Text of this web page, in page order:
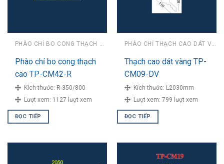
PHÀO CHỈ BO CONG THẠCH CAO
Phào chỉ bo cong thạch
cao TP-CM42-R
Kích thước: R-350/800
Lượt xem: 1127 lượt xem
ĐỌC TIẾP
PHÀO CHỈ THẠCH CAO DÁT VÀNG
Thạch cao dát vàng TP-
CM09-DV
Kích thước: L2030mm
Lượt xem: 799 lượt xem
ĐỌC TIẾP